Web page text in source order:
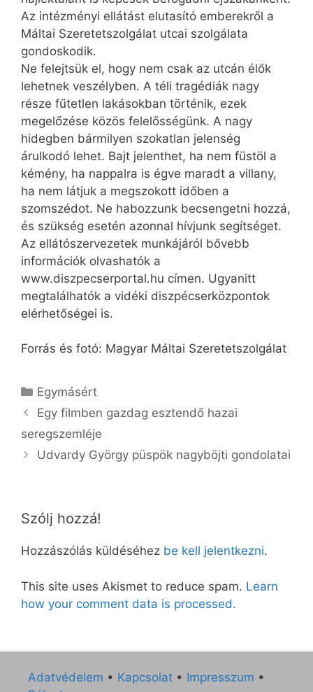
Az intézményi ellátást elutasító emberekről a
Máltai Szeretetszolgálat utcai szolgálata
gondoskodik.
Ne felejtsük el, hogy nem csak az utcán élők
lehetnek veszélyben. A téli tragédiák nagy
része fűtetlen lakásokban történik, ezek
megelőzése közös felelősségünk. A nagy
hidegben bármilyen szokatlan jelenség
árulkodó lehet. Bajt jelenthet, ha nem füstöl a
kémény, ha nappalra is égve maradt a villany,
ha nem látjuk a megszokott időben a
szomszédot. Ne habozzunk becsengetni hozzá,
és szükség esetén azonnal hívjunk segítséget.
Az ellátószervezetek munkájáról bővebb
információk olvashatók a
www.diszpecserportal.hu címen. Ugyanitt
megtalálhatók a vidéki diszpécserközpontok
elérhetőségei is.
Forrás és fotó: Magyar Máltai Szeretetszolgálat
Kategória
Egymásért
Egy filmben gazdag esztendő hazai
seregszemléje
Udvardy György püspök nagyböjti gondolatai
Szólj hozzá!
Hozzászólás küldéséhez be kell jelentkezni.
This site uses Akismet to reduce spam. Learn
how your comment data is processed.
Adatvédelem • Kapcsolat • Impresszum •